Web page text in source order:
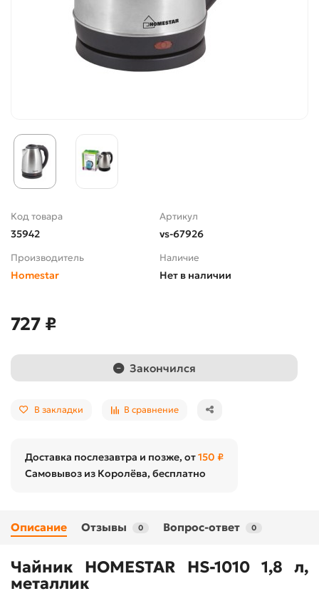
Код товара
35942
Артикул
vs-67926
Производитель
Homestar
Наличие
Нет в наличии
727 ₽
Закончился
В закладки В сравнение
Доставка послезавтра и позже, от150 ₽
Самовывоз из Королёва, бесплатно
Описание Отзывы 0 Вопрос-ответ 0
Чайник HOMESTAR HS-1010 1,8 л,
металлик